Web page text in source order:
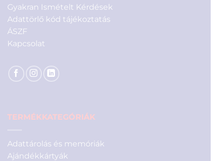
Gyakran Ismételt Kérdések
Adattörlő kód tájékoztatás
ÁSZF
Kapcsolat
TERMÉKKATEGÓRIÁK
Adattárolás és memóriák
Ajándékkártyák